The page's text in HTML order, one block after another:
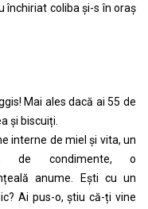
închiriat coliba și-s în oraș
Mai ales dacă ai 55 de
și biscuiți.
interne de miel și vita, un
de condimente, o
anume. Ești cu un
Ai pus-o, știu că-ți vine